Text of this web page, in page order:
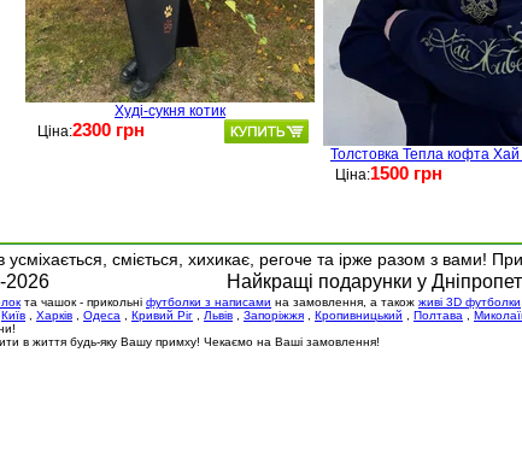
Худі-сукня котик
Ціна:2300 грн
Толстовка Тепла кофта
Ціна:1500 грн
сміється, хихикає, регоче та ірже разом з вами!
Найкращі подарунки у
та чашок - прикольні футболки з написами на замовлення, а також живі 3D футболки
Київ Харків Одеса Кривий Ріг Львів Запоріжжя Кропивницький Полтава
в життя будь-яку Вашу примху! Чекаємо на Ваші замовлення!